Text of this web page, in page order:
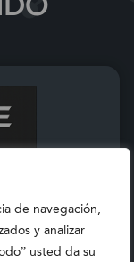
de navegación,
y analizar
usted da su